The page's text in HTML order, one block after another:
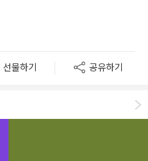
선물하기 공유하기